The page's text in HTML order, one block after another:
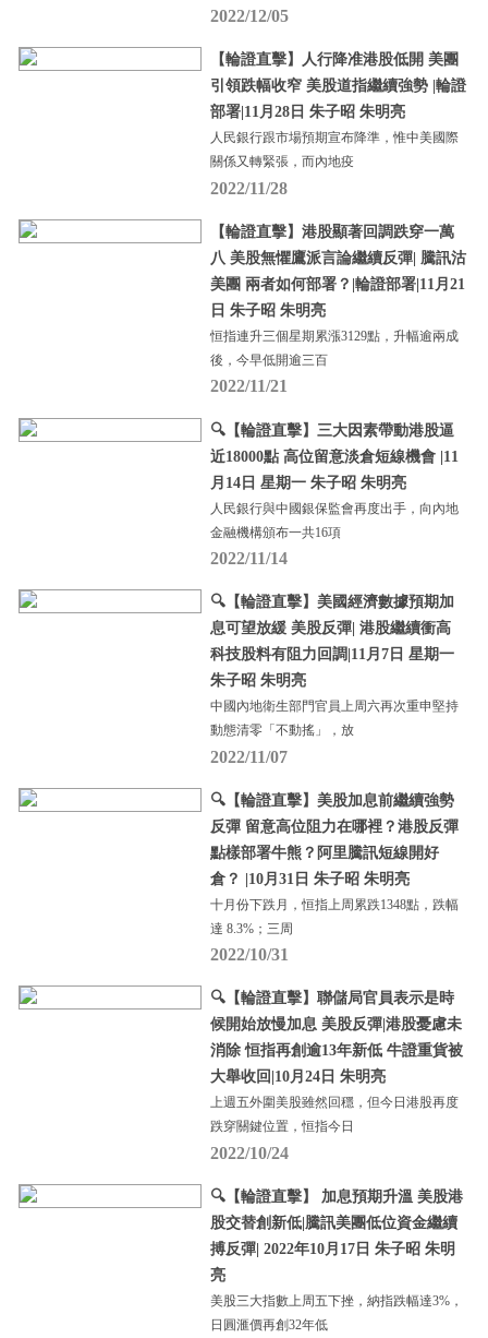
2022/12/05
【輪證直擊】人行降准港股低開 美團
引領跌幅收窄 美股道指繼續強勢 |輪證
部署|11月28日 朱子昭 朱明亮
人民銀行跟市場預期宣布降準，惟中美國際
關係又轉緊張，而內地疫
2022/11/28
【輪證直擊】港股顯著回調跌穿一萬
八 美股無懼鷹派言論繼續反彈| 騰訊沽
美團 兩者如何部署？|輪證部署|11月21
日 朱子昭 朱明亮
恒指連升三個星期累漲3129點，升幅逾兩成
後，今早低開逾三百
2022/11/21
🔍【輪證直擊】三大因素帶動港股逼
近18000點 高位留意淡倉短線機會 |11
月14日 星期一 朱子昭 朱明亮
人民銀行與中國銀保監會再度出手，向內地
金融機構頒布一共16項
2022/11/14
🔍【輪證直擊】美國經濟數據預期加
息可望放緩 美股反彈| 港股繼續衝高
科技股料有阻力回調|11月7日 星期一
朱子昭 朱明亮
中國內地衛生部門官員上周六再次重申堅持
動態清零「不動搖」，放
2022/11/07
🔍【輪證直擊】美股加息前繼續強勢
反彈 留意高位阻力在哪裡？港股反彈
點樣部署牛熊？阿里騰訊短線開好
倉？ |10月31日 朱子昭 朱明亮
十月份下跌月，恒指上周累跌1348點，跌幅
達 8.3%；三周
2022/10/31
🔍【輪證直擊】聯儲局官員表示是時
候開始放慢加息 美股反彈|港股憂慮未
消除 恒指再創逾13年新低 牛證重貨被
大舉收回|10月24日 朱明亮
上週五外圍美股雖然回穩，但今日港股再度
跌穿關鍵位置，恒指今日
2022/10/24
🔍【輪證直擊】 加息預期升溫 美股港
股交替創新低|騰訊美團低位資金繼續
搏反彈| 2022年10月17日 朱子昭 朱明
亮
美股三大指數上周五下挫，納指跌幅達3%，
日圓滙價再創32年低